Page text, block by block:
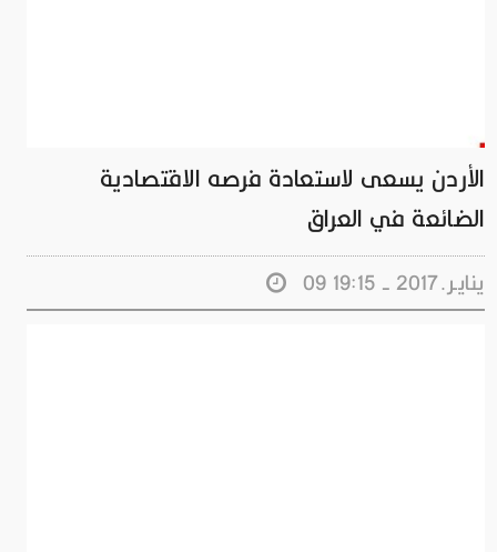
الأردن يسعى لاستعادة فرصه الاقتصادية
الضائعة في العراق
09 ينايـر.2017 - 19:15